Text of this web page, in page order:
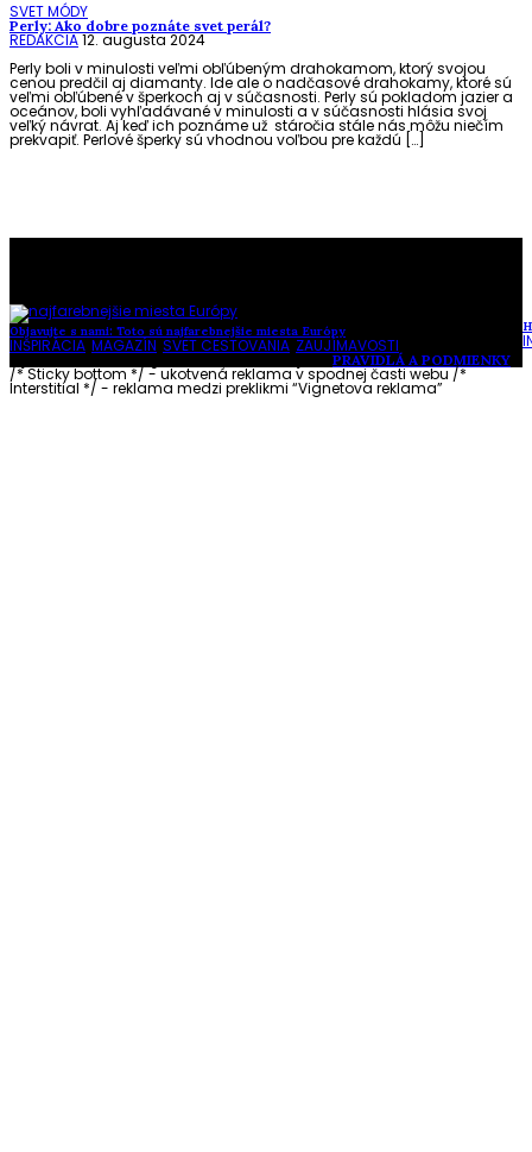
SVET MÓDY
Perly: Ako dobre poznáte svet perál?
REDAKCIA12. augusta 2024
Perly boli v minulosti veľmi obľúbeným drahokamom, ktorý svojou
cenou predčil aj diamanty. Ide ale o nadčasové drahokamy, ktoré sú
veľmi obľúbené v šperkoch aj v súčasnosti. Perly sú pokladom jazier a
oceánov, boli vyhľadávané v minulosti a v súčasnosti hlásia svoj
veľký návrat. Aj keď ich poznáme už stáročia stále nás môžu niečím
prekvapiť. Perlové šperky sú vhodnou voľbou pre každú […]
Objavujte s nami: Toto sú najfarebnejšie miesta Európy
INŠPIRÁCIA MAGAZÍN SVET CESTOVANIA ZAUJÍMAVOSTI
PRAVIDLÁ A PODMIENKY
/* Sticky bottom */ - ukotvená reklama v spodnej časti webu/*
Interstitial */ - reklama medzi preklikmi “Vignetova reklama”